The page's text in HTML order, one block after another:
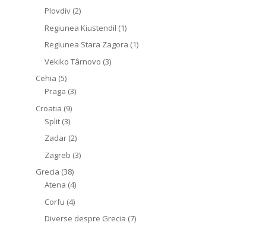
Plovdiv(2)
Regiunea Kiustendil (1)
Regiunea Stara Zagora (1)
Vekiko Târnovo (3)
Cehia (5)
Praga (3)
Croatia (9)
Split(3)
Zadar(2)
Zagreb (3)
Grecia (38)
Atena (4)
Corfu (4)
Diverse despre Grecia (7)